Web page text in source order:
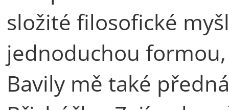
složité filosofické
jednoduchou
Bavily mě také